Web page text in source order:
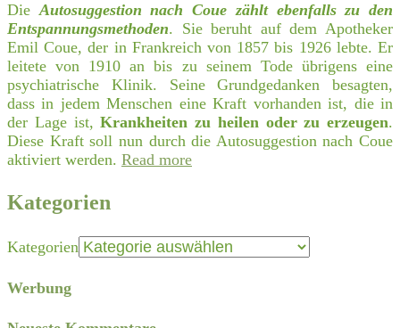
DieAutosuggestion nach Coue zählt ebenfalls zu den
Entspannungsmethoden. Sie beruht auf dem Apotheker
Emil Coue, der in Frankreich von 1857 bis 1926 lebte. Er
leitete von 1910 an bis zu seinem Tode übrigens eine
psychiatrische Klinik. Seine Grundgedanken besagten,
dass in jedem Menschen eine Kraft vorhanden ist, die in
der Lage ist,Krankheiten zu heilen oder zu erzeugen.
Diese Kraft soll nun durch die Autosuggestion nach Coue
aktiviert werden. Read more
Kategorien
Kategorien
Werbung